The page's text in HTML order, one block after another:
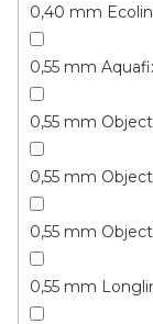
0,40 mm
0,55 mm
0,55 mm
0,55 mm
0,55 mm
0,55 mm
Wineo